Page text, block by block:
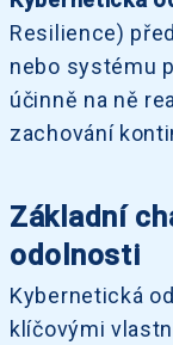
Resilience)
nebo systému
účinně na ně
zachování
Základní
odolnosti
Kybernetická
klíčovými